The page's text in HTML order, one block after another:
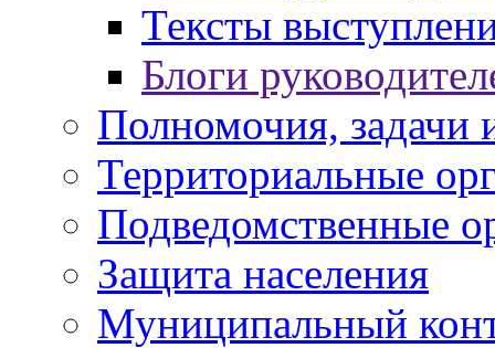
Тексты
Блоги
Полномочия, задачи
Территориальные
Подведомственные
Защита населения
Муниципальный